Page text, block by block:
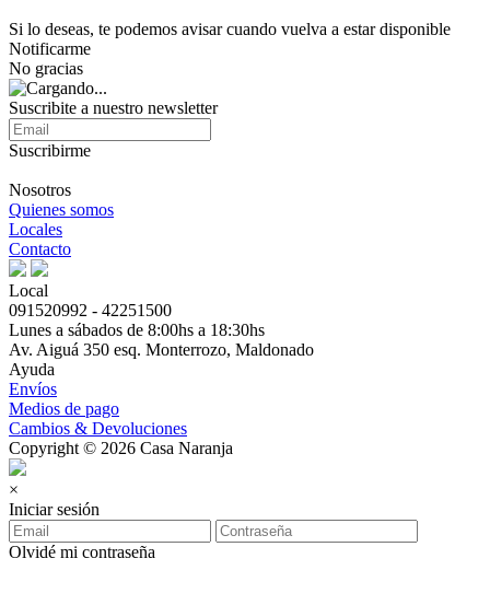
Si lo deseas, te podemos avisar cuando vuelva a estar disponible
Notificarme
No gracias
Suscribite a nuestro newsletter
Suscribirme
Nosotros
Quienes somos
Locales
Contacto
Local
091520992 - 42251500
Lunes a sábados de 8:00hs a 18:30hs
Av. Aiguá 350 esq. Monterrozo, Maldonado
Ayuda
Envíos
Medios de pago
Cambios & Devoluciones
Copyright © 2026 Casa Naranja
×
Iniciar sesión
Olvidé mi contraseña